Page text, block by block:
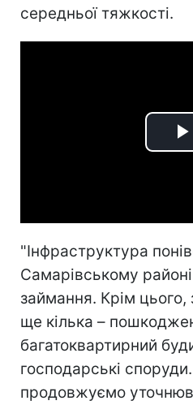
середньої тяжкості.
"Інфраструктура
Самарівському
займання. Крім цього,
ще кілька –
багатоквартирний
господарські
продовжуємо